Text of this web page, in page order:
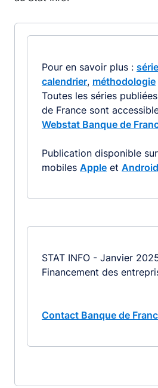
Pour en savoir plus :
calendrier, méthodologie
Toutes les séries
de France sont
Webstat Banque de
Publication disponible
mobiles Apple et Android
STAT INFO - Janvier
Financement des
Contact Banque de